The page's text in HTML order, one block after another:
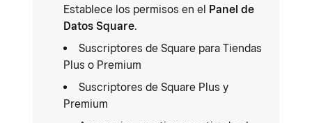
Establece los permisos en el Panel de
Datos Square.
Suscriptores de Square para Tiendas
Plus o Premium
Suscriptores de Square Plus y
Premium